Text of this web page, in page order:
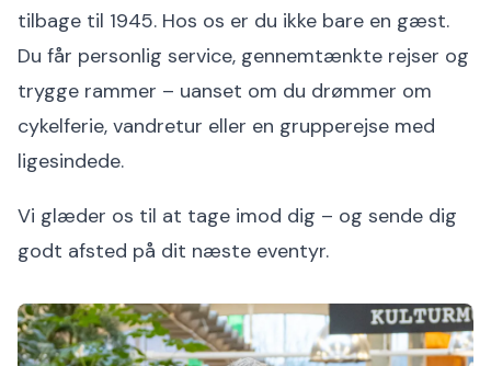
tilbage til 1945. Hos os er du ikke bare en gæst.
Du får personlig service, gennemtænkte rejser og
trygge rammer – uanset om du drømmer om
cykelferie, vandretur eller en grupperejse med
ligesindede.
Vi glæder os til at tage imod dig – og sende dig
godt afsted på dit næste eventyr.